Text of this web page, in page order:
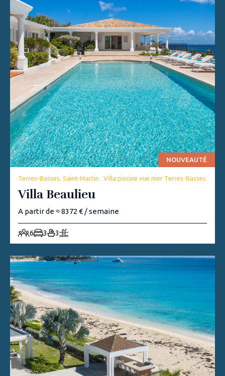
NOUVEAUTÉ
Terres-Basses, Saint-Martin . Villa piscine vue mer Terres-Basses
Villa Beaulieu
A partir de ≈ 8372 € / semaine
6 3 3